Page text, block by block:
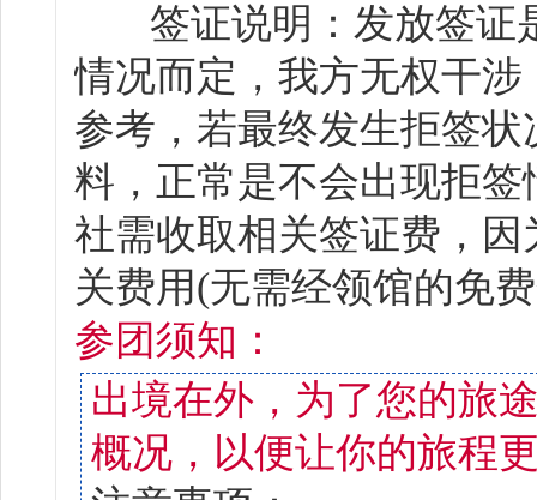
签证说明：发放签证
情况而定，我方无权干
参考，若最终发生拒签状
料，正常是不会出现拒签
社需收取相关签证费，
关费用(无需经领馆的免
参团须知：
出境在外，为了您的旅
概况，以便让你的旅程